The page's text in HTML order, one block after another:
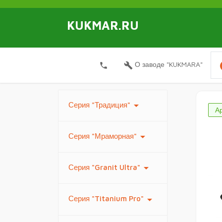
KUKMAR.RU
local_phone build О заводе "KUKMARA"
Серия "Традиция" arrow_drop_down
Серия "Мраморная" arrow_drop_down
Серия "Granit Ultra" arrow_drop_down
Серия "Titanium Pro" arrow_drop_down